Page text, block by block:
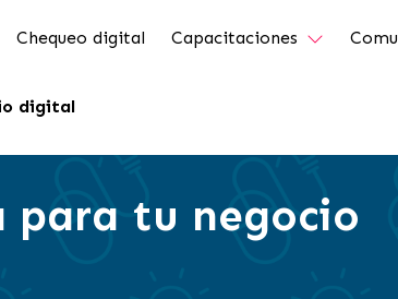
Chequeo digital Capacitaciones
digital
para tu negocio